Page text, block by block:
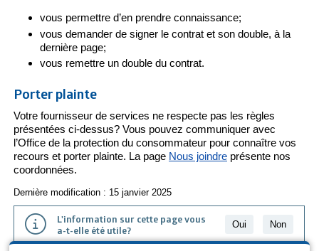
vous permettre d’en prendre connaissance;
vous demander de signer le contrat et son double, à la
dernière page;
vous remettre un double du contrat.
Porter plainte
Votre fournisseur de services ne respecte pas les règles
présentées ci-dessus? Vous pouvez communiquer avec
l’Office de la protection du consommateur pour connaître vos
recours et porter plainte. La page Nous joindre présente nos
coordonnées.
Dernière modification : 15 janvier 2025
L'information sur cette page vous
a-t-elle été utile?
Oui Non